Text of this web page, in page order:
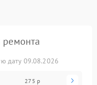
ремонта
дату 09.08.2026
275 р